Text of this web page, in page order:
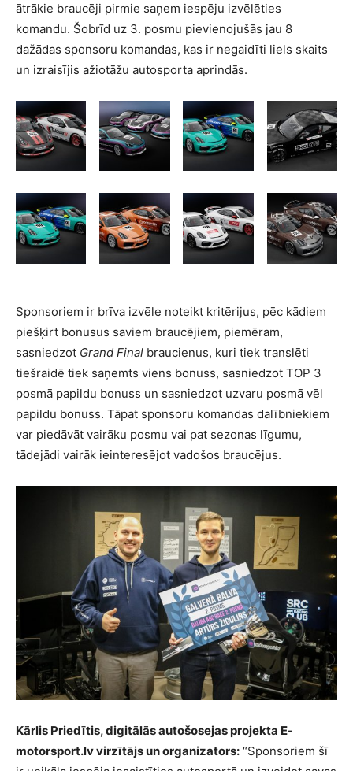
ātrākie braucēji pirmie saņem iespēju izvēlēties
komandu. Šobrīd uz 3. posmu pievienojušās jau 8
dažādas sponsoru komandas, kas ir negaidīti liels skaits
un izraisījis ažiotāžu autosporta aprindās.
Sponsoriem ir brīva izvēle noteikt kritērijus, pēc kādiem
piešķirt bonusus saviem braucējiem, piemēram,
sasniedzot Grand Final braucienus, kuri tiek translēti
tiešraidē tiek saņemts viens bonuss, sasniedzot TOP 3
posmā papildu bonuss un sasniedzot uzvaru posmā vēl
papildu bonuss. Tāpat sponsoru komandas dalībniekiem
var piedāvāt vairāku posmu vai pat sezonas līgumu,
tādejādi vairāk ieinteresējot vadošos braucējus.
Kārlis Priedītis, digitālās autošosejas projekta E-
motorsport.lv virzītājs un organizators: “Sponsoriem šī